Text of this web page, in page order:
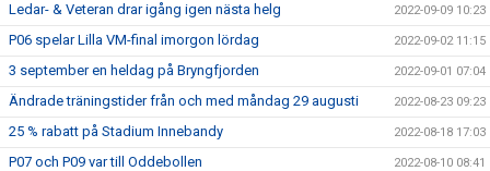
Ledar- & Veteran drar igång igen nästa helg 2022-09-09 10:23
P06 spelar Lilla VM-final imorgon lördag 2022-09-02 11:15
3 september en heldag på Bryngfjorden 2022-09-01 07:04
Ändrade träningstider från och med måndag 29 augusti 2022-08-23 09:23
25 % rabatt på Stadium Innebandy 2022-08-18 17:03
P07 och P09 var till Oddebollen 2022-08-10 08:41